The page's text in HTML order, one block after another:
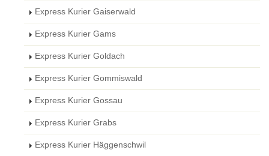
Express Kurier Gaiserwald
Express Kurier Gams
Express Kurier Goldach
Express Kurier Gommiswald
Express Kurier Gossau
Express Kurier Grabs
Express Kurier Häggenschwil